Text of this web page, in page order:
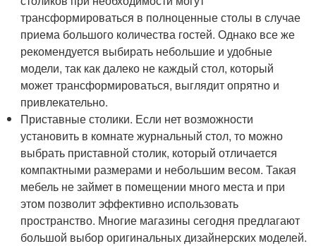
трансформироваться в полноценные столы в случае
приема большого количества гостей. Однако все же
рекомендуется выбирать небольшие и удобные
модели, так как далеко не каждый стол, который
может трансформироваться, выглядит опрятно и
привлекательно.
Приставные столики. Если нет возможности
установить в комнате журнальный стол, то можно
выбрать приставной столик, который отличается
компактными размерами и небольшим весом. Такая
мебель не займет в помещении много места и при
этом позволит эффективно использовать
пространство. Многие магазины сегодня предлагают
большой выбор оригинальных дизайнерских моделей.